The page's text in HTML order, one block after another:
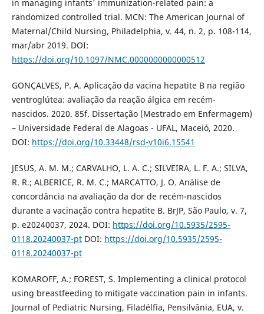
in managing infants' immunization-related pain: a
randomized controlled trial. MCN: The American Journal of
Maternal/Child Nursing, Philadelphia, v. 44, n. 2, p. 108-114,
mar/abr 2019. DOI:
https://doi.org/10.1097/NMC.0000000000000512
GONÇALVES, P. A. Aplicação da vacina hepatite B na região
ventroglútea: avaliação da reação álgica em recém-
nascidos. 2020. 85f. Dissertação (Mestrado em Enfermagem)
– Universidade Federal de Alagoas - UFAL, Maceió, 2020.
DOI: https://doi.org/10.33448/rsd-v10i6.15541
JESUS, A. M. M.; CARVALHO, L. A. C.; SILVEIRA, L. F. A.; SILVA,
R. R.; ALBERICE, R. M. C.; MARCATTO, J. O. Análise de
concordância na avaliação da dor de recém-nascidos
durante a vacinação contra hepatite B. BrJP, São Paulo, v. 7,
p. e20240037, 2024. DOI: https://doi.org/10.5935/2595-
0118.20240037-ptDOI: https://doi.org/10.5935/2595-
0118.20240037-pt
KOMAROFF, A.; FOREST, S. Implementing a clinical protocol
using breastfeeding to mitigate vaccination pain in infants.
Journal of Pediatric Nursing, Filadélfia, Pensilvânia, EUA, v.